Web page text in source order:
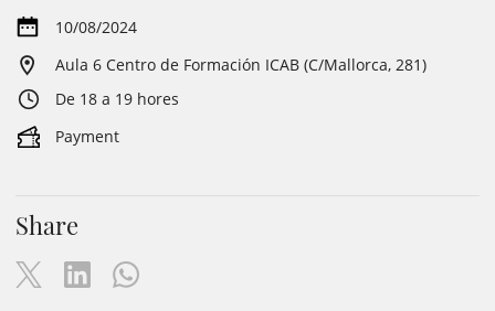
10/08/2024
Aula 6 Centro de Formación ICAB (C/Mallorca, 281)
De 18 a 19 hores
Payment
Share